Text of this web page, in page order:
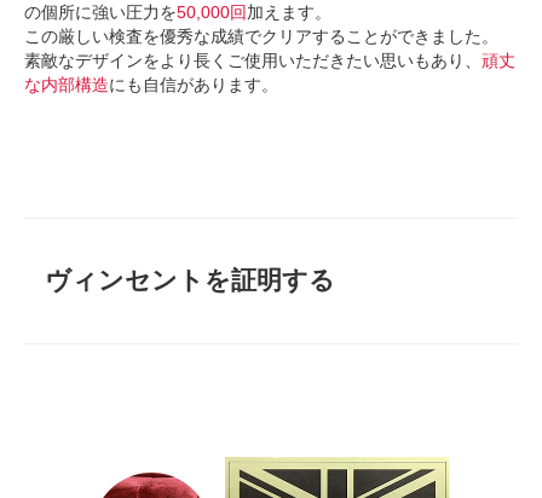
の個所に強い圧力を50,000回加えます。
この厳しい検査を優秀な成績でクリアすることができました。
素敵なデザインをより長くご使用いただきたい思いもあり、 頑丈
な内部構造にも自信があります。
ヴィンセントを証明する